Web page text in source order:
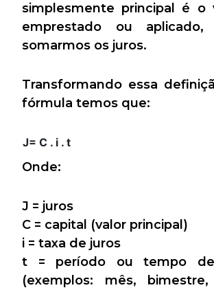
simplesmente principal é o
emprestado ou
somarmos os juros.
Transformando essa
fórmula temos que:
J= C . i . t
Onde:
J = juros
C = capital (valor principal)
i = taxa de juros
t = período ou tempo de
(exemplos: mês,